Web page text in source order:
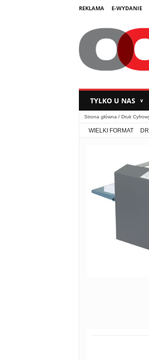
REKLAMA E-WYDANIE
TYLKO U NAS ∨
Strona główna/ Druk
WIELKI FORMAT